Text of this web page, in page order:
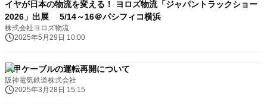
イヤが日本の物流を変える！ ヨロズ物流「ジャパントラックショー
2026」出展 5/14～16＠パシフィコ横浜
株式会社ヨロズ物流
2025年5月29日 10:00
六甲ケーブルの運転再開について
阪神電気鉄道株式会社
2025年3月28日 15:15